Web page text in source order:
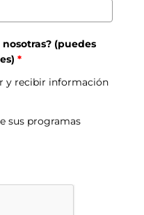
(puedes
*
y recibir información
sus programas